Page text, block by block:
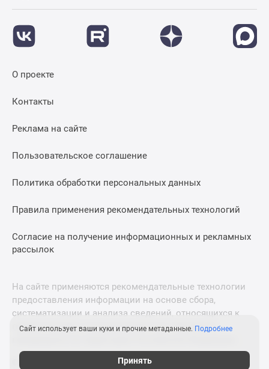
класса
Новостройки
бизнес-
класса
Траншевая
Дома
Коттеджные
Москве
коттеджные
поселки
коттеджные
поселки
Коттеджные
поселки
О проекте
Контакты
Реклама на сайте
Пользовательское соглашение
Политика обработки персональных данных
Правила применения рекомендательных технологий
Согласие на получение информационных и рекламных
рассылок
На сайте применяются рекомендательные технологии
предоставления информации на основе сбора,
систематизации и анализа сведений, относящихся к
предпочтениям пользователей сети «Интернет»,
© 2011—2026 Новострой-М. Все права защищены. Всё,
Сайт использует ваши куки и прочие метаданные. Подробнее
Принять